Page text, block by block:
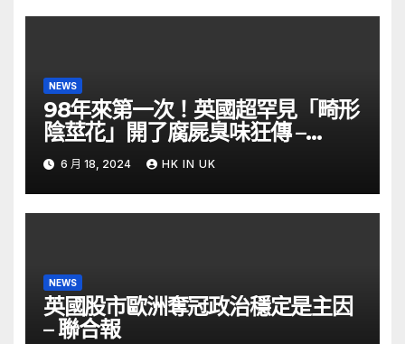
NEWS
98年來第一次！英國超罕見「畸形
陰莖花」開了腐屍臭味狂傳 –
ETtoday
6 月 18, 2024 HK IN UK
NEWS
英國股市歐洲奪冠政治穩定是主因
– 聯合報